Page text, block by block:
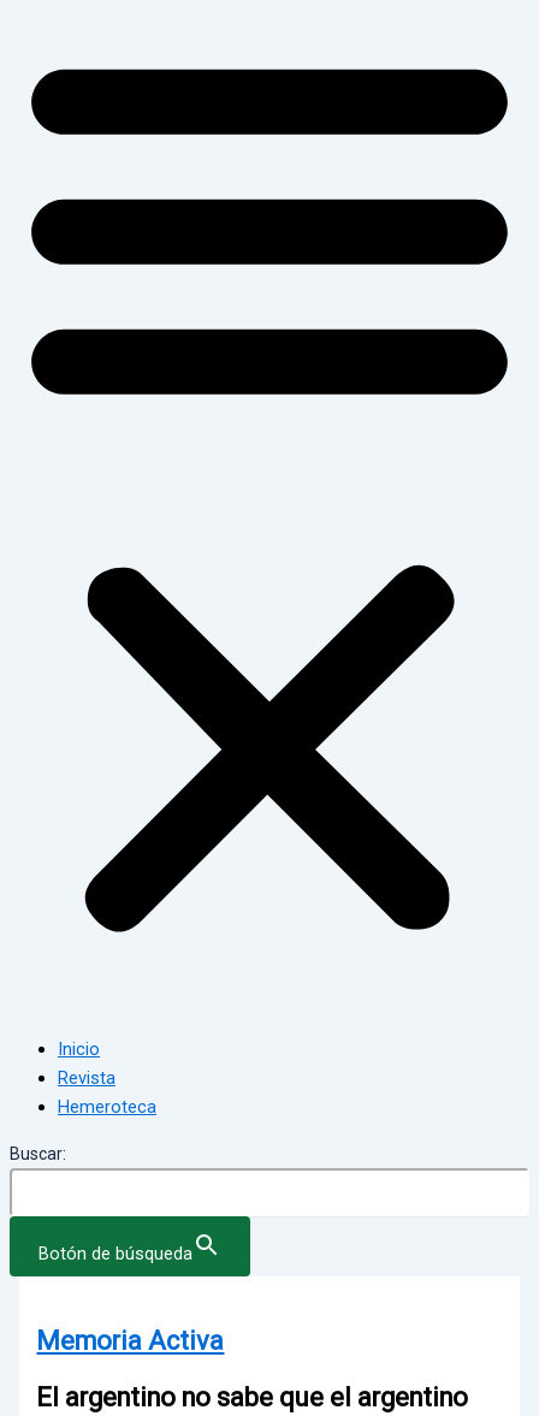
Inicio
Revista
Hemeroteca
Buscar:
Botón de búsqueda
Memoria Activa
El argentino no sabe que el argentino